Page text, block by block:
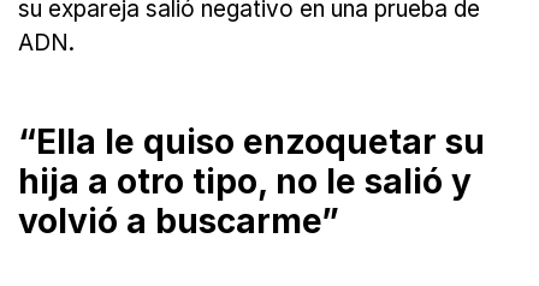
su expareja salió negativo en una prueba de
ADN.
“Ella le quiso enzoquetar su
hija a otro tipo, no le salió y
volvió a buscarme”